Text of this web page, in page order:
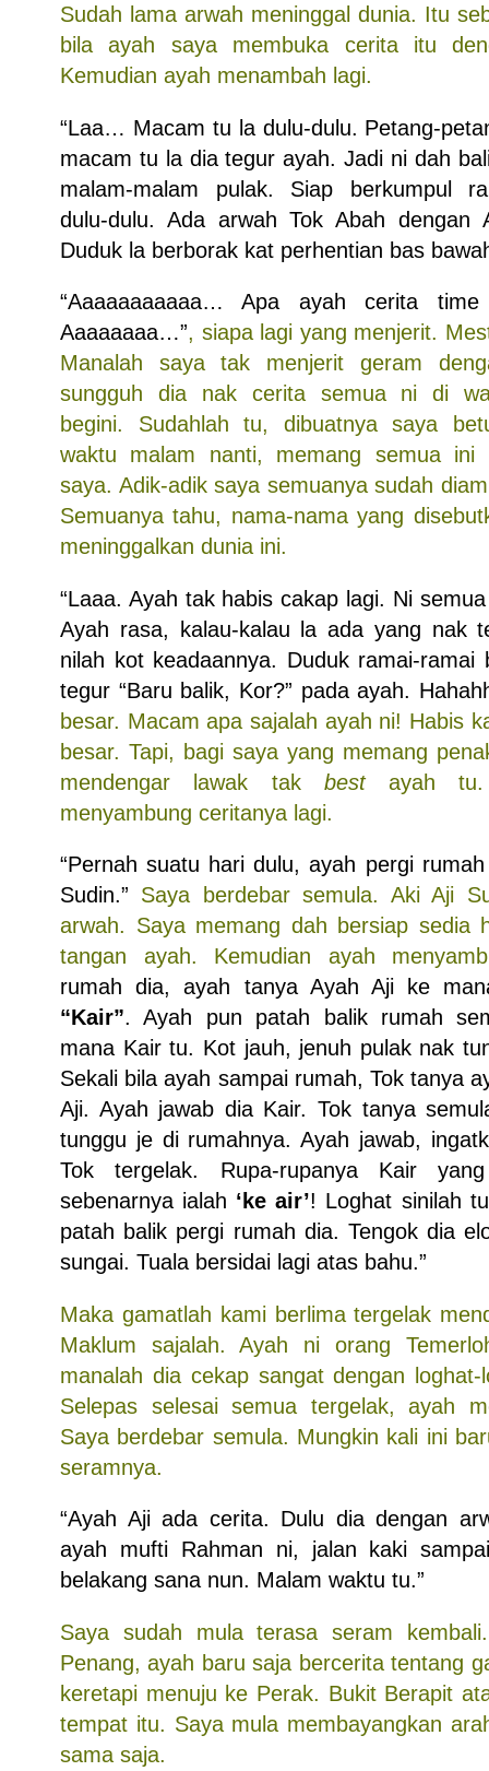
Sudah lama arwah meninggal dunia. Itu
bila ayah saya membuka cerita itu
Kemudian ayah menambah lagi.
“Laa… Macam tu la dulu-dulu. Petang-
macam tu la dia tegur ayah. Jadi ni dah
malam-malam pulak. Siap berkumpul
dulu-dulu. Ada arwah Tok Abah dengan
Duduk la berborak kat perhentian bas
“Aaaaaaaaaaa… Apa ayah cerita
Aaaaaaaa…”, siapa lagi yang menjerit.
Manalah saya tak menjerit geram
sungguh dia nak cerita semua ni di
begini. Sudahlah tu, dibuatnya saya
waktu malam nanti, memang semua ini
saya. Adik-adik saya semuanya sudah
Semuanya tahu, nama-nama yang
meninggalkan dunia ini.
“Laaa. Ayah tak habis cakap lagi. Ni
Ayah rasa, kalau-kalau la ada yang nak
nilah kot keadaannya. Duduk ramai-ramai
tegur “Baru balik, Kor?” pada ayah.
besar. Macam apa sajalah ayah ni! Habis
besar. Tapi, bagi saya yang memang
mendengar lawak tak bestayah tu.
menyambung ceritanya lagi.
“Pernah suatu hari dulu, ayah pergi
Sudin.” Saya berdebar semula. Aki Aji
arwah. Saya memang dah bersiap sedia
tangan ayah. Kemudian ayah
rumah dia, ayah tanya Ayah Aji ke
“Kair”. Ayah pun patah balik rumah
mana Kair tu. Kot jauh, jenuh pulak nak
Sekali bila ayah sampai rumah, Tok tanya
Aji. Ayah jawab dia Kair. Tok tanya
tunggu je di rumahnya. Ayah jawab,
Tok tergelak. Rupa-rupanya Kair
sebenarnya ialah ‘ke air’! Loghat sinilah
patah balik pergi rumah dia. Tengok dia
sungai. Tuala bersidai lagi atas bahu.”
Maka gamatlah kami berlima tergelak
Maklum sajalah. Ayah ni orang
manalah dia cekap sangat dengan
Selepas selesai semua tergelak, ayah
Saya berdebar semula. Mungkin kali ini
seramnya.
“Ayah Aji ada cerita. Dulu dia dengan
ayah mufti Rahman ni, jalan kaki
belakang sana nun. Malam waktu tu.”
Saya sudah mula terasa seram
Penang, ayah baru saja bercerita tentang
keretapi menuju ke Perak. Bukit Berapit
tempat itu. Saya mula membayangkan
sama saja.